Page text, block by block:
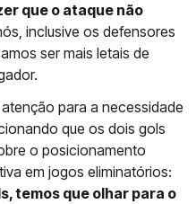
que o ataque não
inclusive os defensores
ser mais letais de
para a necessidade
que os dois gols
o posicionamento
em jogos eliminatórios:
temos que olhar para o